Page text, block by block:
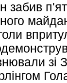
забив
зі